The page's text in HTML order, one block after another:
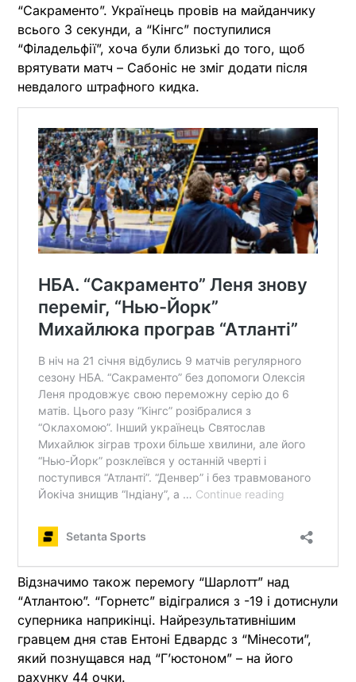
“Сакраменто”. Українець провів на майданчику
всього 3 секунди, а “Кінгс” поступилися
“Філадельфії”, хоча були близькі до того, щоб
врятувати матч – Сабоніс не зміг додати після
невдалого штрафного кидка.
Відзначимо також перемогу “Шарлотт” над
“Атлантою”. “Горнетс” відігралися з -19 і дотиснули
суперника наприкінці. Найрезультативнішим
гравцем дня став Ентоні Едвардс з “Мінесоти”,
який познущався над “Г’юстоном” – на його
рахунку 44 очки.